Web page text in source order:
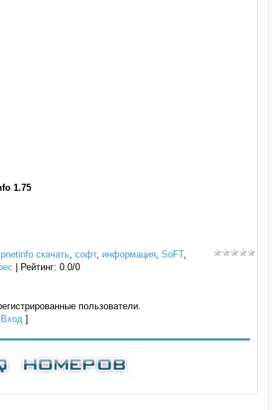
1.75
скачать, софт, информация, SoFT,
Рейтинг: 0.0/0
пользователи.
Вход ]